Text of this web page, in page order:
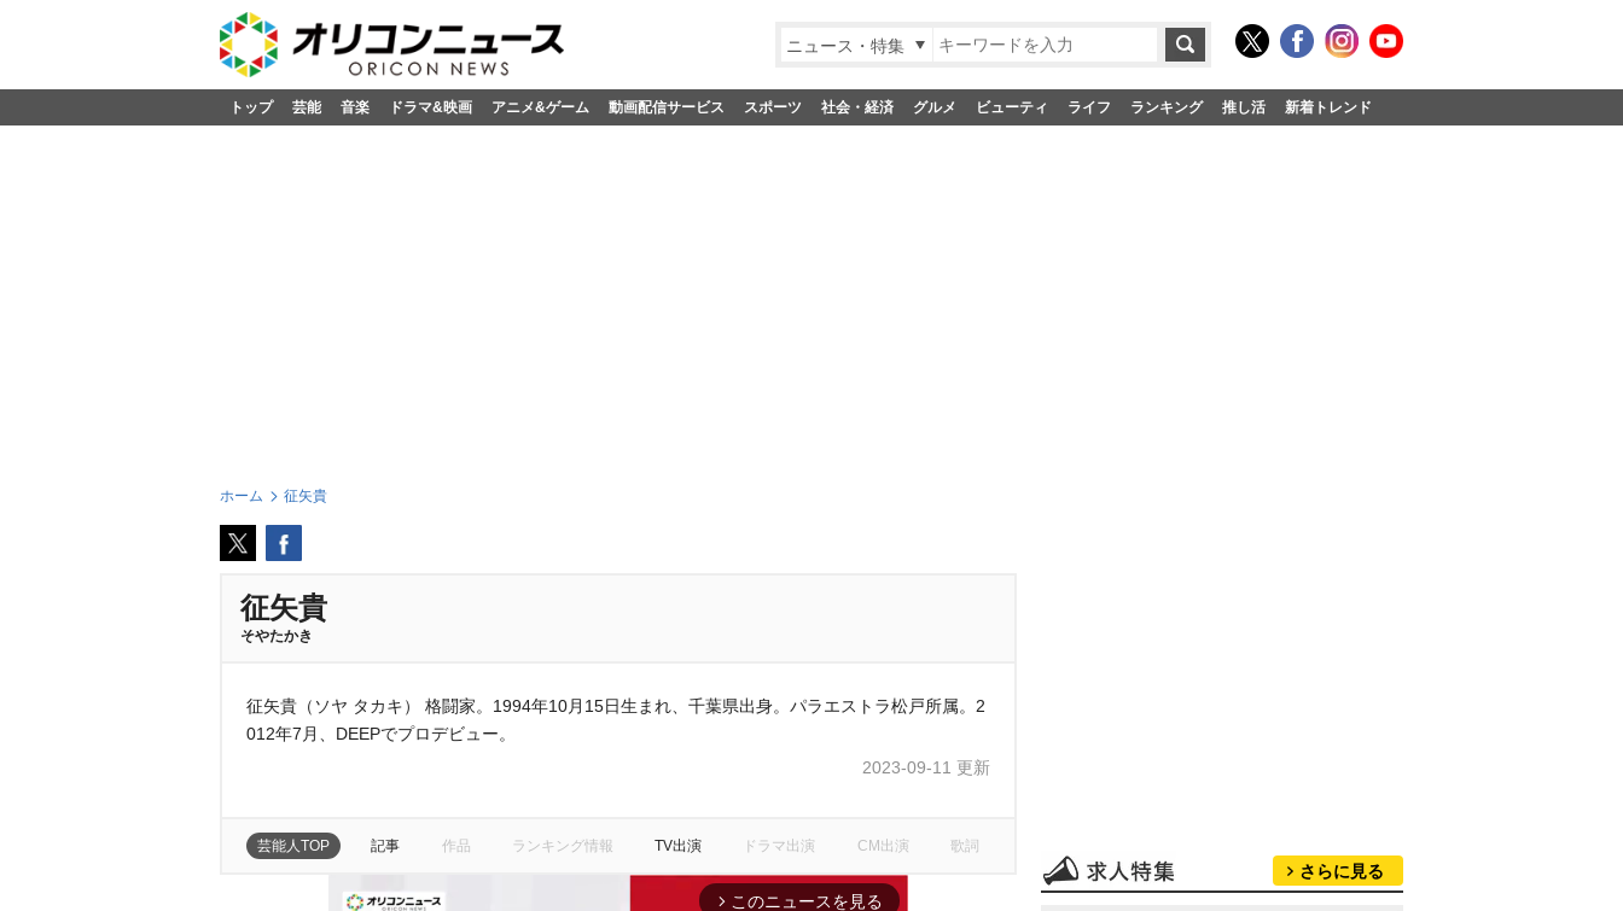
ニュース・特集
トップ 芸能 音楽 ドラマ&映画 アニメ&ゲーム 動画配信サービス スポーツ 社会・経済 グルメ ビューティ ライフ ランキング 推し活 新着トレンド
ホーム 征矢貴
征矢貴
そやたかき
征矢貴（ソヤ タカキ） 格闘家。1994年10月15日生まれ、千葉県出身。パラエストラ松戸所属。2
012年7月、DEEPでプロデビュー。
2023-09-11 更新
芸能人TOP 記事 作品 ランキング情報 TV出演 ドラマ出演 CM出演 歌詞
arrow_forward_ios このニュースを見る
さらに見る